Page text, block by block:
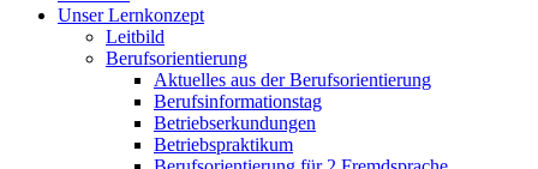
Unser Lernkonzept
Leitbild
Berufsorientierung
Aktuelles aus der Berufsorientierung
Berufsinformationstag
Betriebserkundungen
Betriebspraktikum